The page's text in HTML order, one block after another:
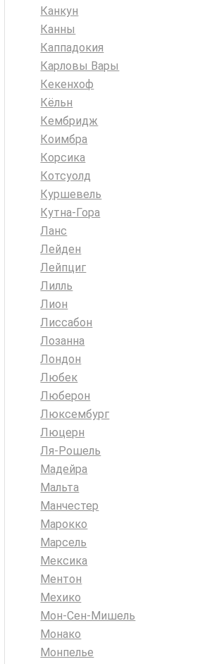
Канкун
Канны
Каппадокия
Карловы Вары
Кекенхоф
Кёльн
Кембридж
Коимбра
Корсика
Котсуолд
Куршевель
Кутна-Гора
Ланс
Лейден
Лейпциг
Лилль
Лион
Лиссабон
Лозанна
Лондон
Любек
Люберон
Люксембург
Люцерн
Ля-Рошель
Мадейра
Мальта
Манчестер
Марокко
Марсель
Мексика
Ментон
Мехико
Мон-Сен-Мишель
Монако
Монпелье